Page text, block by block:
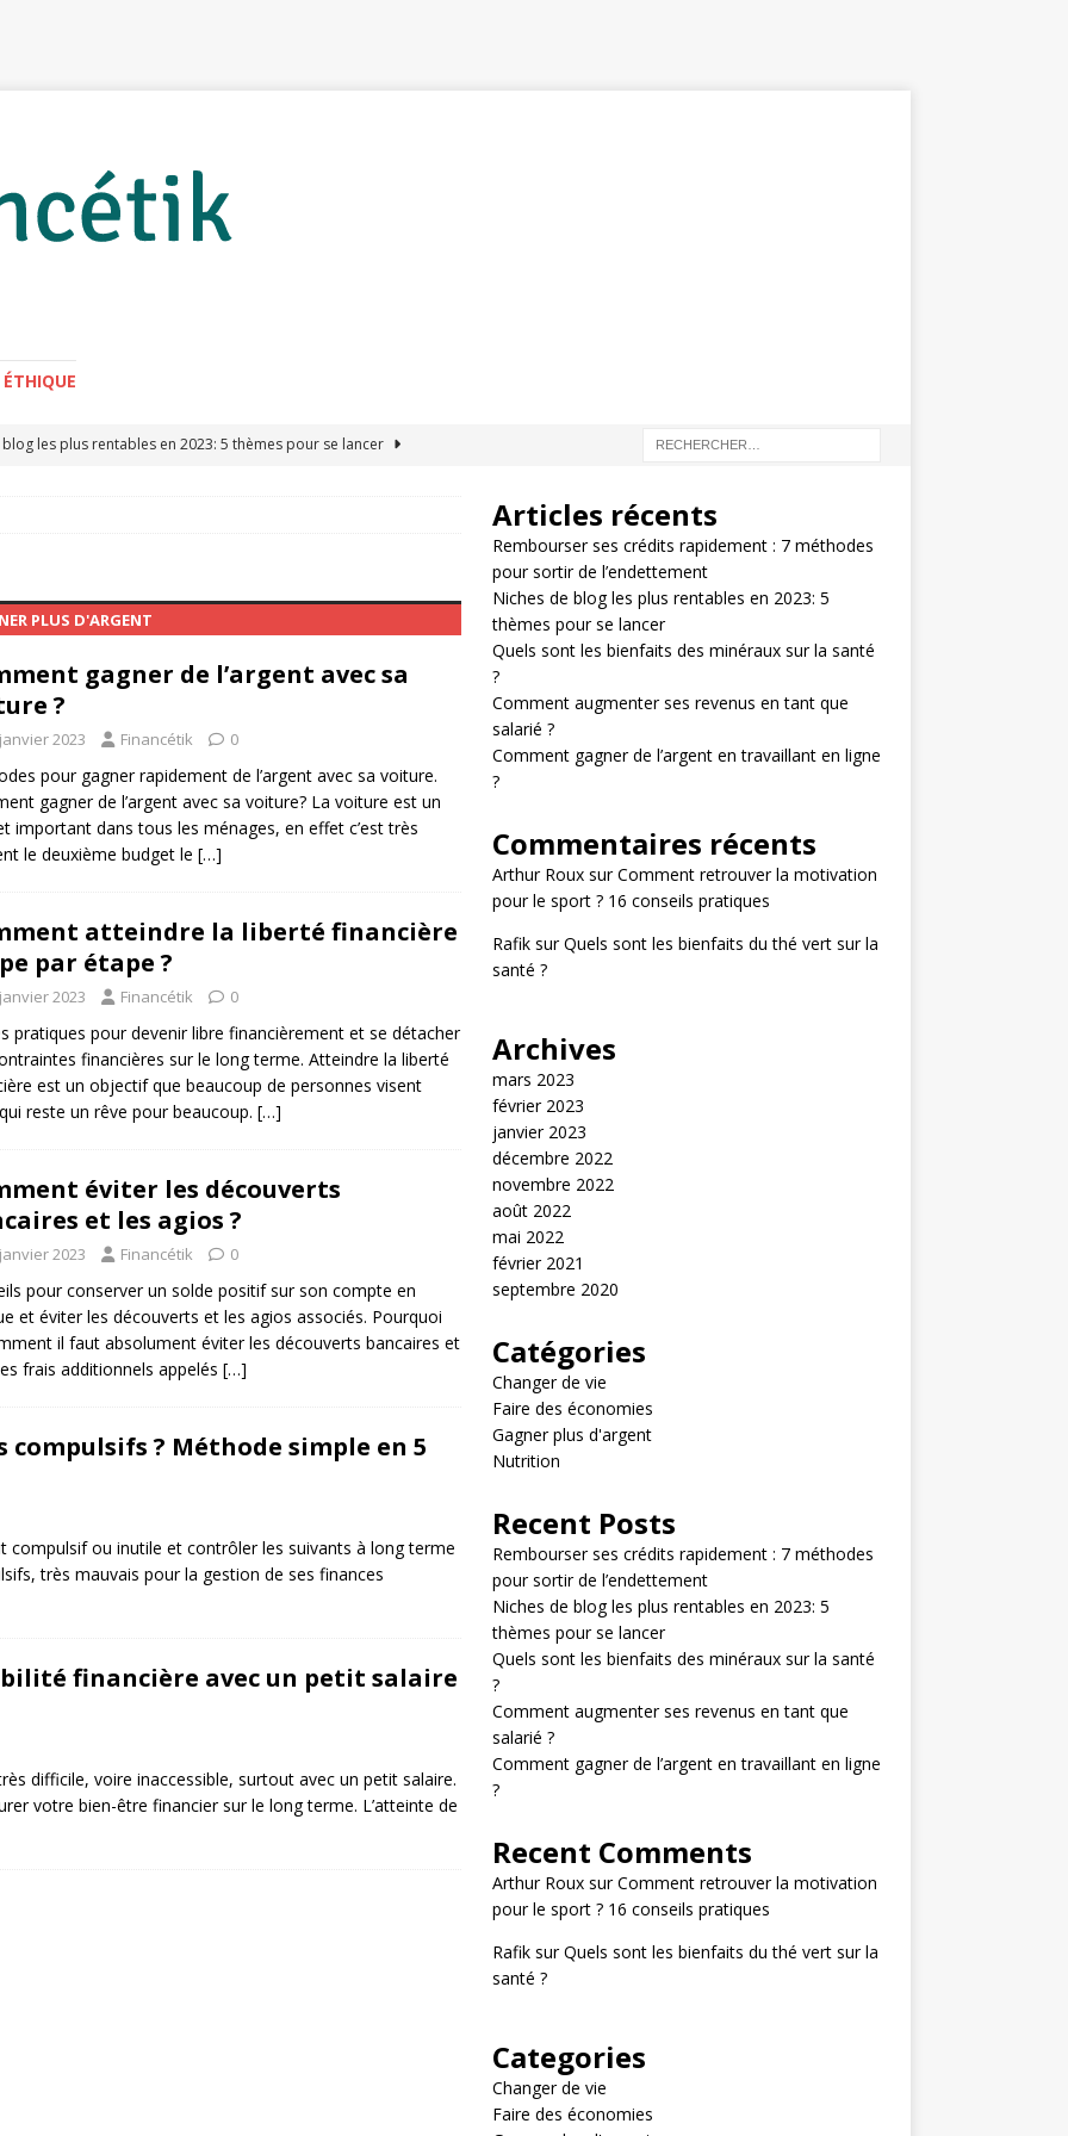
ÉTHIQUE
les plus rentables en 2023: 5 thèmes pour se lancer
ses revenus en tant que salarié ?
ses crédits rapidement : 7 méthodes pour sortir de
ÉCONOMIES
PLUS D'ARGENT
gagner de l’argent avec sa
?
2023 Financétik 0
pour gagner rapidement de l’argent avec sa voiture.
gagner de l’argent avec sa voiture? La voiture est un
important dans tous les ménages, en effet c’est très
le deuxième budget le […]
atteindre la liberté financière
par étape ?
2023 Financétik 0
pratiques pour devenir libre financièrement et se détacher
financières sur le long terme. Atteindre la liberté
est un objectif que beaucoup de personnes visent
reste un rêve pour beaucoup. […]
éviter les découverts
et les agios ?
2023 Financétik 0
pour conserver un solde positif sur son compte en
et éviter les découverts et les agios associés. Pourquoi
il faut absolument éviter les découverts bancaires et
frais additionnels appelés […]
? Méthode simple en 5
compulsif ou inutile et contrôler les suivants à long terme
très mauvais pour la gestion de ses finances
financière avec un petit salaire
difficile, voire inaccessible, surtout avec un petit salaire.
votre bien-être financier sur le long terme. L’atteinte de
Articles récents
Rembourser ses crédits rapidement : 7 méthodes
pour sortir de l’endettement
Niches de blog les plus rentables en 2023: 5
thèmes pour se lancer
Quels sont les bienfaits des minéraux sur la santé
?
Comment augmenter ses revenus en tant que
salarié ?
Comment gagner de l’argent en travaillant en ligne
?
Commentaires récents
Arthur RouxsurComment retrouver la motivation
pour le sport ? 16 conseils pratiques
RafiksurQuels sont les bienfaits du thé vert sur la
santé ?
Archives
mars 2023
février 2023
janvier 2023
décembre 2022
novembre 2022
août 2022
mai 2022
février 2021
septembre 2020
Catégories
Changer de vie
Faire des économies
Gagner plus d'argent
Nutrition
Recent Posts
Rembourser ses crédits rapidement : 7 méthodes
pour sortir de l’endettement
Niches de blog les plus rentables en 2023: 5
thèmes pour se lancer
Quels sont les bienfaits des minéraux sur la santé
?
Comment augmenter ses revenus en tant que
salarié ?
Comment gagner de l’argent en travaillant en ligne
?
Recent Comments
Arthur RouxsurComment retrouver la motivation
pour le sport ? 16 conseils pratiques
RafiksurQuels sont les bienfaits du thé vert sur la
santé ?
Categories
Changer de vie
Faire des économies